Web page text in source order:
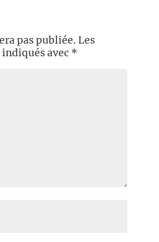
pas publiée. Les
avec *